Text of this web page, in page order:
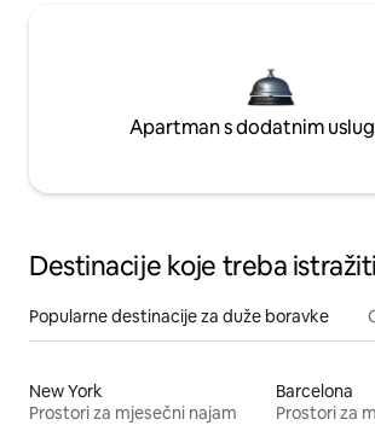
Apartman s dodatnim
Destinacije koje treba istražiti
Popularne destinacije za duže boravke
New York
Prostori za mjesečni najam
Barcelona
Prostori za